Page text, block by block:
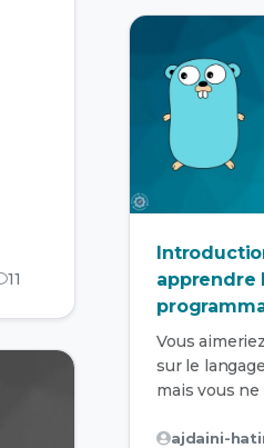
11
apprendre
Vous
sur le
mais vous ne
ajdaini-